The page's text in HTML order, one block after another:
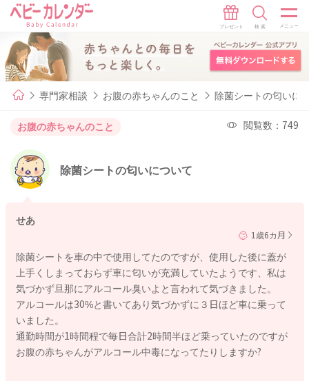
専門家相談 お腹の赤ちゃんのこと 除菌シートの匂いに
お腹の赤ちゃんのこと 閲覧数：749
除菌シートの匂いについて
せあ
1歳6カ月
除菌シートを車の中で使用してたのですが、使用した後に蓋が
上手くしまっておらず車に匂いが充満していたようです、私は
気づかず旦那にアルコール臭いよと言われて気づきました。
アルコールは30%と書いてあり気づかずに３日ほど車に乗って
いました。
通勤時間が1時間程で毎日合計2時間半ほど乗っていたのですが
お腹の赤ちゃんがアルコール中毒になってたりしますか?